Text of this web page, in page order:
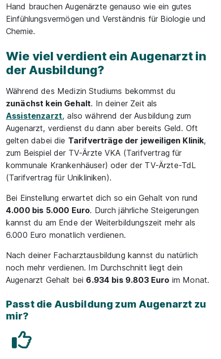
Hand brauchen Augenärzte genauso wie ein gutes
Einfühlungsvermögen und Verständnis für Biologie und
Chemie.
Wie viel verdient ein Augenarzt in
der Ausbildung?
Während des Medizin Studiums bekommst du
zunächst kein Gehalt. In deiner Zeit als
Assistenzarzt, also während der Ausbildung zum
Augenarzt, verdienst du dann aber bereits Geld. Oft
gelten dabei die Tarifverträge der jeweiligen Klinik,
zum Beispiel der TV-Ärzte VKA (Tarifvertrag für
kommunale Krankenhäuser) oder der TV-Ärzte-TdL
(Tarifvertrag für Unikliniken).
Bei Einstellung erwartet dich so ein Gehalt von rund
4.000 bis 5.000 Euro. Durch jährliche Steigerungen
kannst du am Ende der Weiterbildungszeit mehr als
6.000 Euro monatlich verdienen.
Nach deiner Facharztausbildung kannst du natürlich
noch mehr verdienen. Im Durchschnitt liegt dein
Augenarzt Gehalt bei 6.934 bis 9.803 Euro im Monat.
Passt die Ausbildung zum Augenarzt zu
mir?